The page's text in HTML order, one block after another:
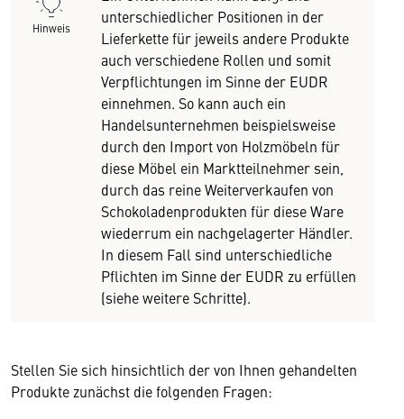
Hinweis
unterschiedlicher Positionen in der
Lieferkette für jeweils andere Produkte
auch verschiedene Rollen und somit
Verpflichtungen im Sinne der EUDR
einnehmen. So kann auch ein
Handelsunternehmen beispielsweise
durch den Import von Holzmöbeln für
diese Möbel ein Marktteilnehmer sein,
durch das reine Weiterverkaufen von
Schokoladenprodukten für diese Ware
wiederrum ein nachgelagerter Händler.
In diesem Fall sind unterschiedliche
Pflichten im Sinne der EUDR zu erfüllen
(siehe weitere Schritte).
Stellen Sie sich hinsichtlich der von Ihnen gehandelten
Produkte zunächst die folgenden Fragen: